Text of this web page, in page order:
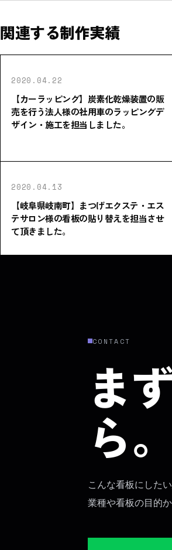
関連する制作実績
2020.04.22
【カーラッピング】炭素化乾燥装置の販
売を行う法人様の社用車のラッピングデ
ザイン・施工を担当しました。
2020.04.13
【岐阜県岐南町】まつげエクステ・エス
テサロン様の看板の貼り替えを担当させ
て頂きました。
CONTACT
ま
ら。
こんな看板にした
業種や看板の目的